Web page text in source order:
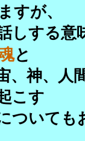
すが、
しする意
と
、神、人
こす
ついても